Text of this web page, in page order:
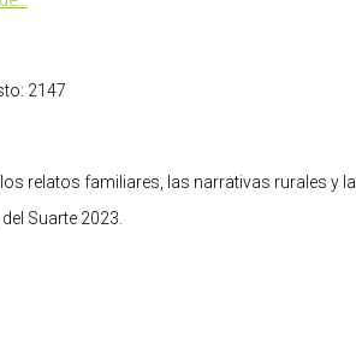
2147
relatos familiares, las narrativas rurales y
Suarte 2023.